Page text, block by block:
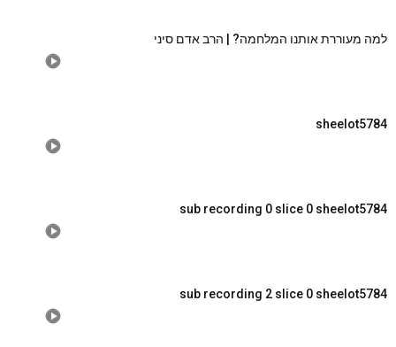
למה מעוררת אותנו המלחמה? | הרב אדם סיני
sheelot5784
sub recording 0 slice 0 sheelot5784
sub recording 2 slice 0 sheelot5784